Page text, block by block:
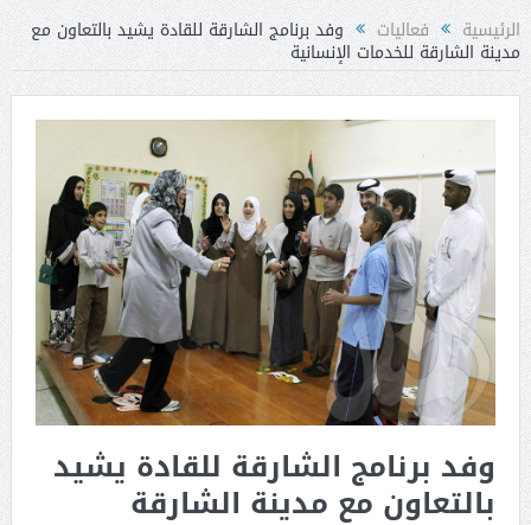
الرئيسية فعاليات وفد برنامج الشارقة للقادة يشيد بالتعاون مع
مدينة الشارقة للخدمات الإنسانية
وفد برنامج الشارقة للقادة يشيد
بالتعاون مع مدينة الشارقة